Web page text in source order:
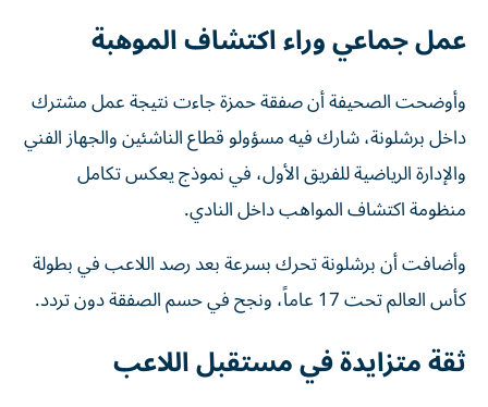
عمل جماعي وراء اكتشاف الموهبة
وأوضحت الصحيفة أن صفقة حمزة جاءت نتيجة عمل مشترك
داخل برشلونة، شارك فيه مسؤولو قطاع الناشئين والجهاز الفني
والإدارة الرياضية للفريق الأول، في نموذج يعكس تكامل
منظومة اكتشاف المواهب داخل النادي.
وأضافت أن برشلونة تحرك بسرعة بعد رصد اللاعب في بطولة
كأس العالم تحت 17 عاماً، ونجح في حسم الصفقة دون تردد.
ثقة متزايدة في مستقبل اللاعب